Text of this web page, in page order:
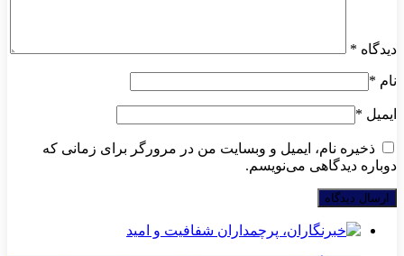
دیدگاه *
نام *
ایمیل *
ذخیره نام، ایمیل و وبسایت من در مرورگر برای زمانی که
دوباره دیدگاهی می‌نویسم.